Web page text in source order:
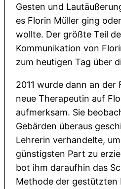
Gesten und
es Florin Müller ging
wollte. Der größte Teil
Kommunikation von
zum heutigen Tag über
2011 wurde dann an der
neue Therapeutin auf
aufmerksam. Sie
Gebärden überaus
Lehrerin verhandelte,
günstigsten Part zu
bot ihm daraufhin das
Methode der gestützten